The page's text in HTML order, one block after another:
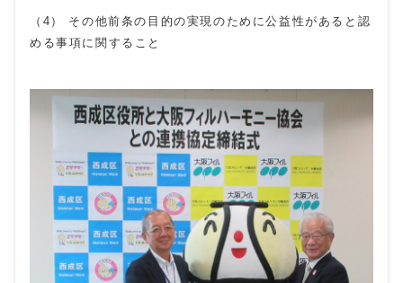
（4） その他前条の目的の実現のために公益性があると認
める事項に関すること